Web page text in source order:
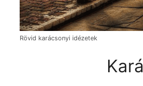
Rövid karácsonyi idézetek